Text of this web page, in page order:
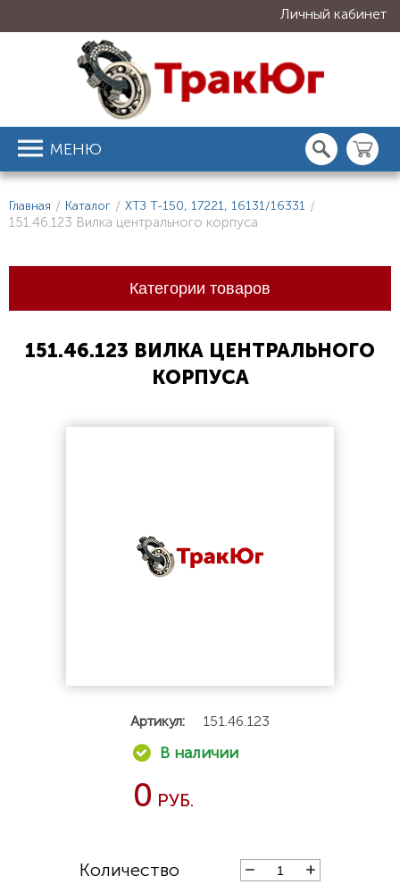
Личный кабинет
МЕНЮ
Главная / Каталог / ХТЗ Т-150, 17221, 16131/16331 /
151.46.123 Вилка центрального корпуса
Категории товаров
151.46.123 ВИЛКА ЦЕНТРАЛЬНОГО
КОРПУСА
Артикул: 151.46.123
0